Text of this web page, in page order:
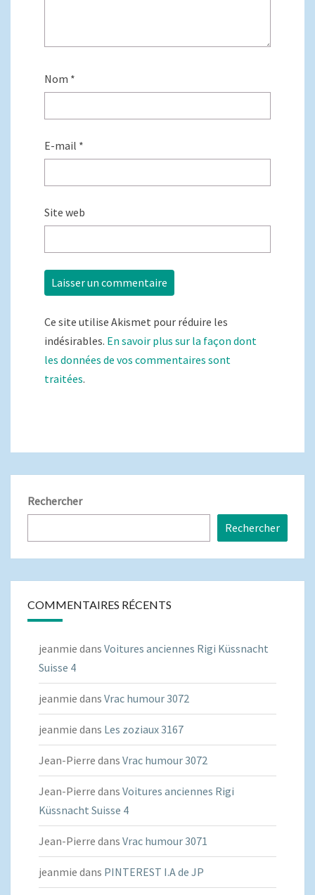
Nom *
E-mail *
Site web
Ce site utilise Akismet pour réduire les
indésirables. En savoir plus sur la façon dont
les données de vos commentaires sont
traitées.
Rechercher
Rechercher
COMMENTAIRES RÉCENTS
jeanmie dans Voitures anciennes Rigi Küssnacht
Suisse 4
jeanmie dans Vrac humour 3072
jeanmie dans Les zoziaux 3167
Jean-Pierre dans Vrac humour 3072
Jean-Pierre dans Voitures anciennes Rigi
Küssnacht Suisse 4
Jean-Pierre dans Vrac humour 3071
jeanmie dans PINTEREST I.A de JP